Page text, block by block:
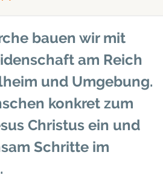
bauen wir mit
am Reich
und Umgebung.
konkret zum
Christus ein und
Schritte im